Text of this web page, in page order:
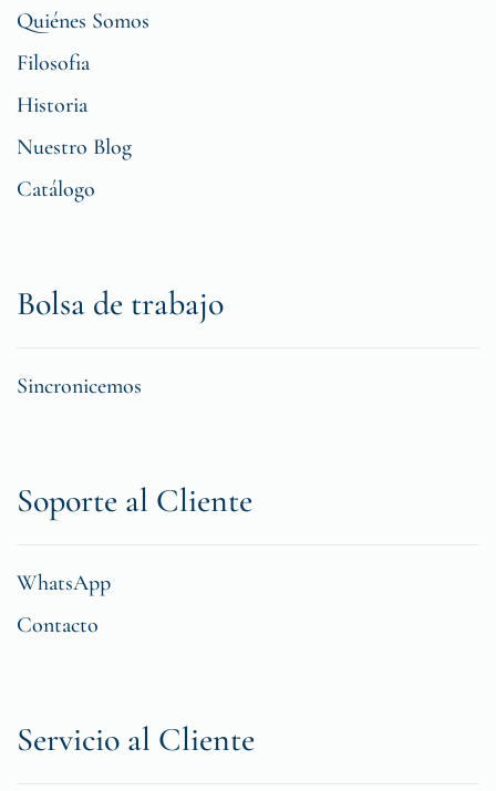
Quiénes Somos
Filosofia
Historia
Nuestro Blog
Catálogo
Bolsa de trabajo
Sincronicemos
Soporte al Cliente
WhatsApp
Contacto
Servicio al Cliente